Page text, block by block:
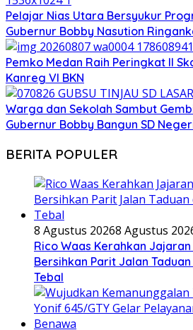
Pelajar Nias Utara Bersyukur
Gubernur Bobby Nasution
Pemko Medan Raih Peringkat II
Kanreg VI BKN
Warga dan Sekolah Sambut
Gubernur Bobby Bangun SD
BERITA POPULER
8 Agustus 20268 Agustus
Rico Waas Kerahkan
Bersihkan Parit Jalan
Tebal